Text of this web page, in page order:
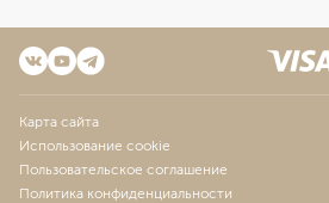
Карта сайта
Использование cookie
Пользовательское соглашение
Политика конфиденциальности